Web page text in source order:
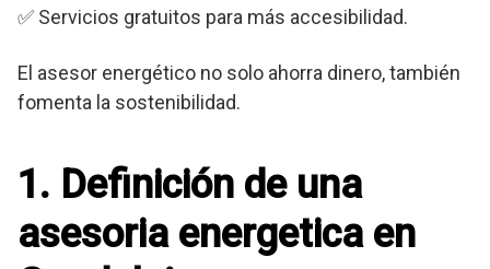
✅ Servicios gratuitos para más accesibilidad.
El asesor energético no solo ahorra dinero, también
fomenta la sostenibilidad.
1. Definición de una
asesoria energetica en